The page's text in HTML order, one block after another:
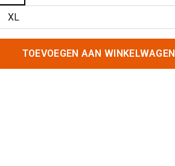
TOEVOEGEN AAN WINKELWAGEN